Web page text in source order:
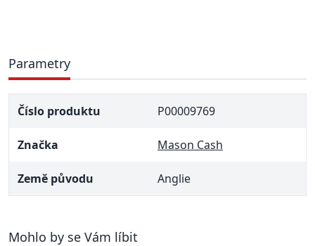
Parametry
Číslo produktu P00009769
Značka Mason Cash
Země původu Anglie
Mohlo by se Vám líbit